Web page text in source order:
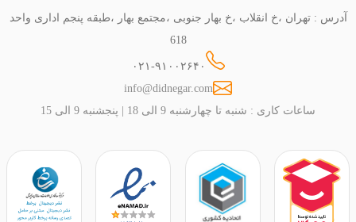
آدرس : تهران ،خ انقلاب ،خ بهار جنوبی ،مجتمع بهار ،طبقه پنجم اداری واحد
618
۰۲۱-۹۱۰۰۲۶۴۰
info@didnegar.com
ساعات کاری : شنبه تا چهارشنبه 9 الی 18 | پنجشنبه 9 الی 15